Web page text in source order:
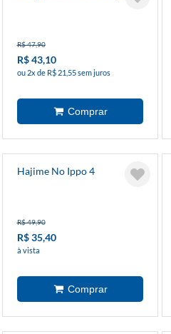
R$ 47,90
R$ 43,10
ou 2x de R$ 21,55 sem juros
Hajime No Ippo 4
R$ 49,90
R$ 35,40
à vista